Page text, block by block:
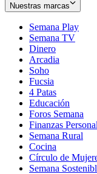
Nuestras marcas
Semana Play
Semana TV
Dinero
Arcadia
Soho
in
new
window
Fucsia
in
new
window
4 Patas
Educación
Foros Semana
Finanzas
Semana Rural
Cocina
Círculo de
Semana